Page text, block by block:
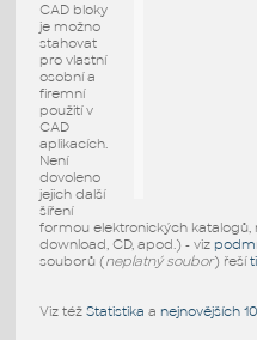
CAD bloky
je možno
stahovat
pro vlastní
osobní a
firemní
použití v
CAD
aplikacích.
Není
dovoleno
jejich další
šíření
formou elektronických katalogů,
download, CD, apod.) - viz
souborů (neplatný soubor) řeší
Viz též Statistika a nejnovějších